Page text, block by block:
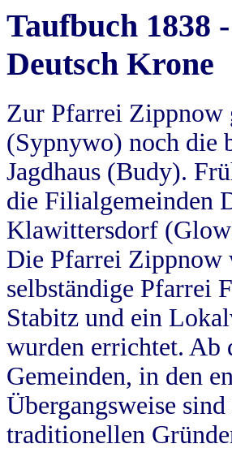
Taufbuch 1838
Deutsch Krone
Zur Pfarrei Zippnow
(Sypnywo) noch die
Jagdhaus (Budy).
die Filialgemeinden
Klawittersdorf
Die Pfarrei Zippnow
selbständige Pfarrei
Stabitz und ein
wurden errichtet. Ab
Gemeinden, in den
Übergangsweise
traditionellen